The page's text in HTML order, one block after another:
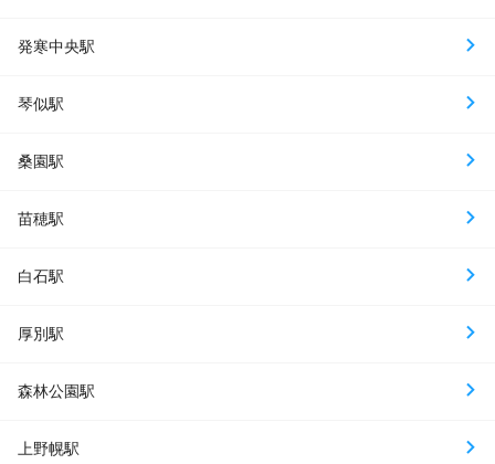
発寒中央駅
琴似駅
桑園駅
苗穂駅
白石駅
厚別駅
森林公園駅
上野幌駅